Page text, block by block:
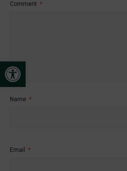
Open toolbar
Comment *
Name *
Email *